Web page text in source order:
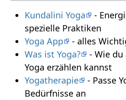
Kundalini Yoga
-
spezielle Praktiken
Yoga App
- alles
Was ist Yoga?
- Wie
Yoga erzählen kannst
Yogatherapie
- Passe
Bedürfnisse an